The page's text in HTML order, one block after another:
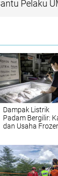
Pelaku
Dampak Listrik
Padam Bergilir:
dan Usaha